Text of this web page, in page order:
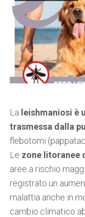
La leishmaniosi è
trasmessa dalla
flebotomi
Le zone litoranee
aree a rischio
registrato un
malattia anche in
cambio climatico